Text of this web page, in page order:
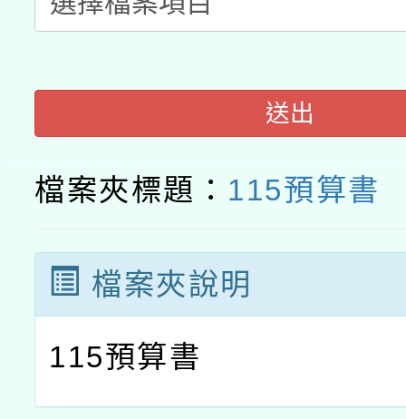
送出
檔案夾標題： 115預算書
檔案夾說明
115預算書